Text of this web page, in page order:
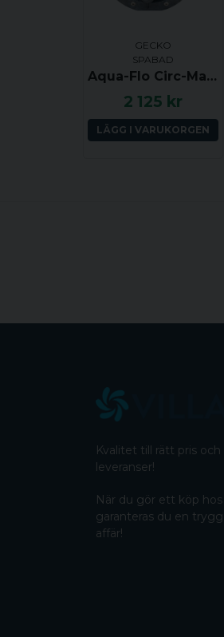
GECKO
SPABAD
Aqua-Flo Circ-Master CMHP, Pumphus (1.5x1.5), centrerat insug, sido utkast
2 125 kr
LÄGG I VARUKORGEN
Kvalitet till rätt pris och
leveranser!
När du gör ett köp hos
garanteras du en
affär!